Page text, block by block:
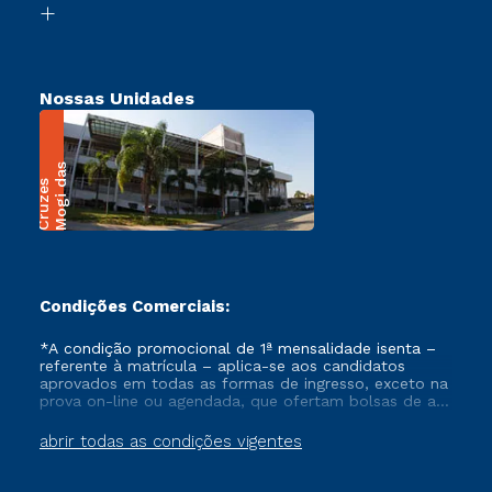
Transferência
Nossas Unidades
M
o
g
i
da
s
C
r
u
z
e
s
Condições Comerciais:
abrir todas as condições vigentes
*A condição promocional de 1ª mensalidade isenta –
referente à matrícula – aplica-se aos candidatos
aprovados em todas as formas de ingresso, exceto na
prova on-line ou agendada, que ofertam bolsas de até
vigente, que ainda não tenham efetivado e/ou não
tenham cancelado ou trancado sua matrícula em uma